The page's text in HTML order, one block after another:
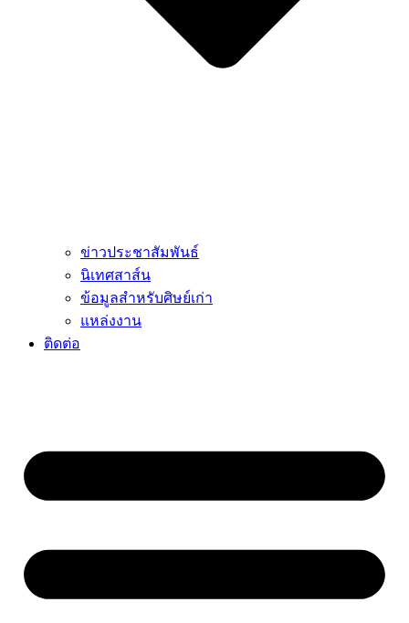
ข่าวประชาสัมพันธ์
นิเทศสาส์น
ข้อมูลสำหรับศิษย์เก่า
แหล่งงาน
ติดต่อ